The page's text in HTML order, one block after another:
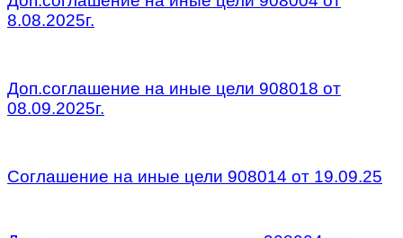
8.08.2025г.
Доп.соглашение на иные цели 908018 от
08.09.2025г.
Соглашение на иные цели 908014 от 19.09.25